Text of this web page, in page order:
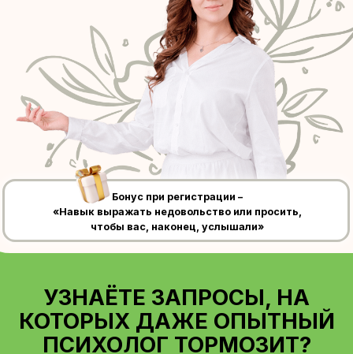
Бонус при регистрации –
«Навык выражать недовольство или просить,
чтобы вас, наконец, услышали»
таких запросов своя логика, и интуицией там
не обойтись — нужен протокол.
УЗНАЁТЕ ЗАПРОСЫ, НА
КОТОРЫХ ДАЖЕ ОПЫТНЫЙ
ПСИХОЛОГ ТОРМОЗИТ?